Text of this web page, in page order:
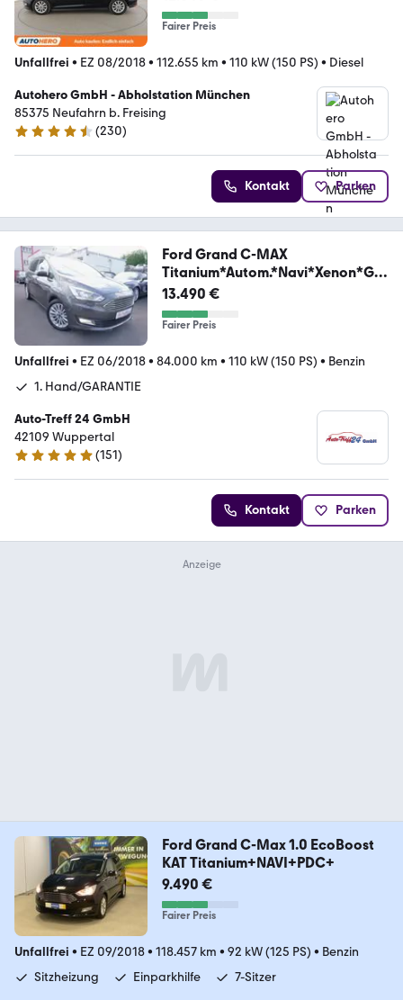
Fairer Preis
Unfallfrei • EZ 08/2018• 112.655 km • 110 kW (150 PS) • Diesel
Autohero GmbH - Abholstation München
85375 Neufahrn b. Freising
4.4 Sterne
(230)
Kontakt Parken
Ford Grand C-MAX
Titanium*Autom.*Navi*Xenon*GA
RANTIE*
13.490 €
Fairer Preis
Unfallfrei • EZ 06/2018• 84.000 km • 110 kW (150 PS) • Benzin
1. Hand/GARANTIE
Auto-Treff 24 GmbH
42109 Wuppertal
5 Sterne
(151)
Kontakt Parken
Ford Grand C-Max 1.0 EcoBoost
KAT Titanium+NAVI+PDC+
9.490 €
Fairer Preis
Unfallfrei • EZ 09/2018• 118.457 km • 92 kW (125 PS) • Benzin
Sitzheizung
Einparkhilfe 7-Sitzer